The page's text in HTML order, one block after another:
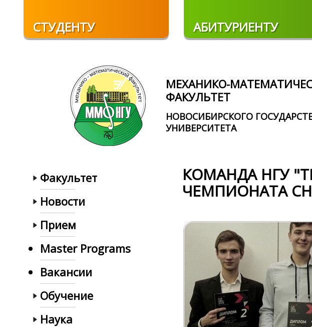
СТУДЕНТУ АБИТУРИЕНТУ
МЕХАНИКО-
ФАКУЛЬТЕТ
НОВОСИБИРСКОГО
УНИВЕРСИТЕТА
Факультет
Новости
Прием
Master Programs
Вакансии
Обучение
Наука
КОМАНДА НГУ
ЧЕМПИОНАТА